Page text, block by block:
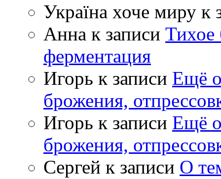
Україна хоче миру к
Анна к записи Тихое
ферментация
Игорь к записи Ещё
брожения,
Игорь к записи Ещё
брожения,
Сергей к записи О